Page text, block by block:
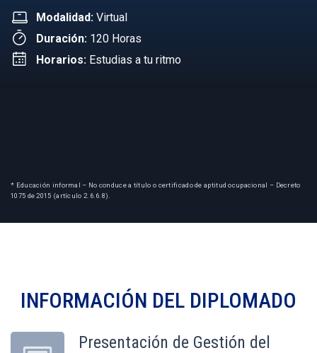
Modalidad: Virtual
Duración: 120 Horas
Horarios: Estudias a tu ritmo
* Educación informal – No conduce a título o certificado de aptitud ocupacional – Decreto
1075 de 2015 (artículo 2.6.6.8).
INFORMACIÓN DEL DIPLOMADO
Presentación de Gestión del